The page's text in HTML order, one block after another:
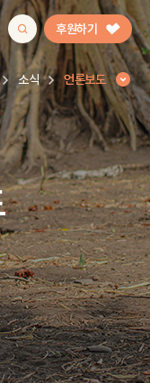
후원하기
덤후원
소식 언론보도